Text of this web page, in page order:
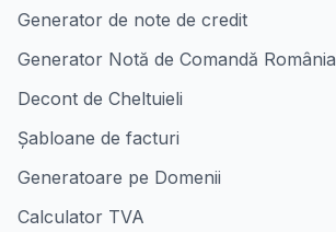
Generator de note de credit
Generator Notă de Comandă România
Decont de Cheltuieli
Șabloane de facturi
Generatoare pe Domenii
Calculator TVA